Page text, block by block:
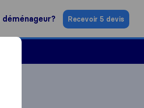
déménageur? Recevoir 5 devis